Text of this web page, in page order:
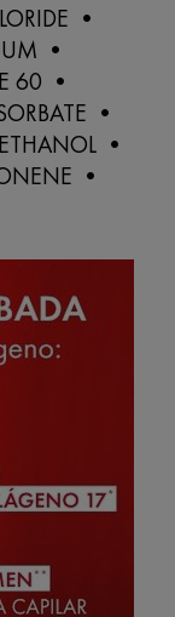
•
•
60 •
•
•
•